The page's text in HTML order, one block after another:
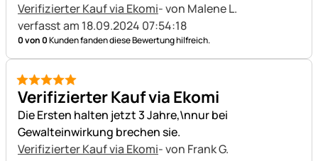
Verifizierter Kauf via Ekomi- von Malene L.
verfasst am 18.09.2024 07:54:18
0 von 0Kunden fanden diese Bewertung hilfreich.
5 von 5
Verifizierter Kauf via Ekomi
Die Ersten halten jetzt 3 Jahre,\nnur bei
Gewalteinwirkung brechen sie.
Verifizierter Kauf via Ekomi- von Frank G.